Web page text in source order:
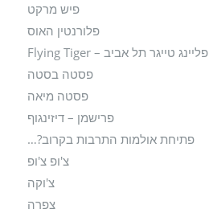
פיש מרקט
פלורנטין האוס
פליינג טייגר תל אביב – Flying Tiger
פסטה בסטה
פסטה מיאה
פרישמן – דיזינגוף
פתיחת אולמות התרבות בקרוב?…
צ'ופ צ'ופ
צ'וקה
צפרה